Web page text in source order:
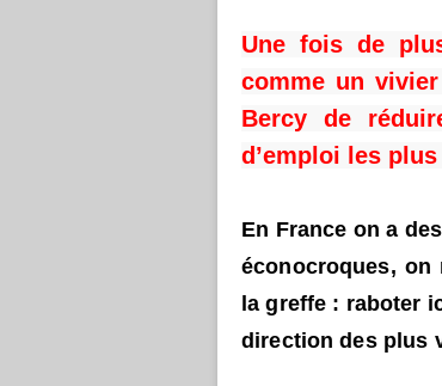
Une fois de
comme un
Bercy de
d’emploi les
En France on a
éconocroques, on
la greffe : raboter
direction des plus